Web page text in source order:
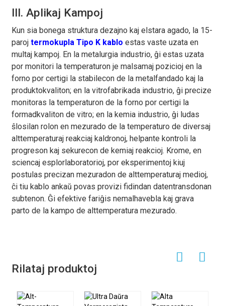
III. Aplikaj Kampoj
Kun sia bonega struktura dezajno kaj elstara agado, la 15-
paroj termokupla Tipo K kablo estas vaste uzata en
multaj kampoj. En la metalurgia industrio, ĝi estas uzata
por monitori la temperaturon je malsamaj pozicioj en la
forno por certigi la stabilecon de la metalfandado kaj la
produktokvaliton; en la vitrofabrikada industrio, ĝi precize
monitoras la temperaturon de la forno por certigi la
formadkvaliton de vitro; en la kemia industrio, ĝi ludas
ŝlosilan rolon en mezurado de la temperaturo de diversaj
alttemperaturaj reakciaj kaldronoj, helpante kontroli la
progreson kaj sekurecon de kemiaj reakcioj. Krome, en
sciencaj esplorlaboratorioj, por eksperimentoj kiuj
postulas precizan mezuradon de alttemperaturaj medioj,
ĉi tiu kablo ankaŭ povas provizi fidindan datentransdonan
subtenon. Ĝi efektive fariĝis nemalhavebla kaj grava
parto de la kampo de alttemperatura mezurado.
Rilataj produktoj